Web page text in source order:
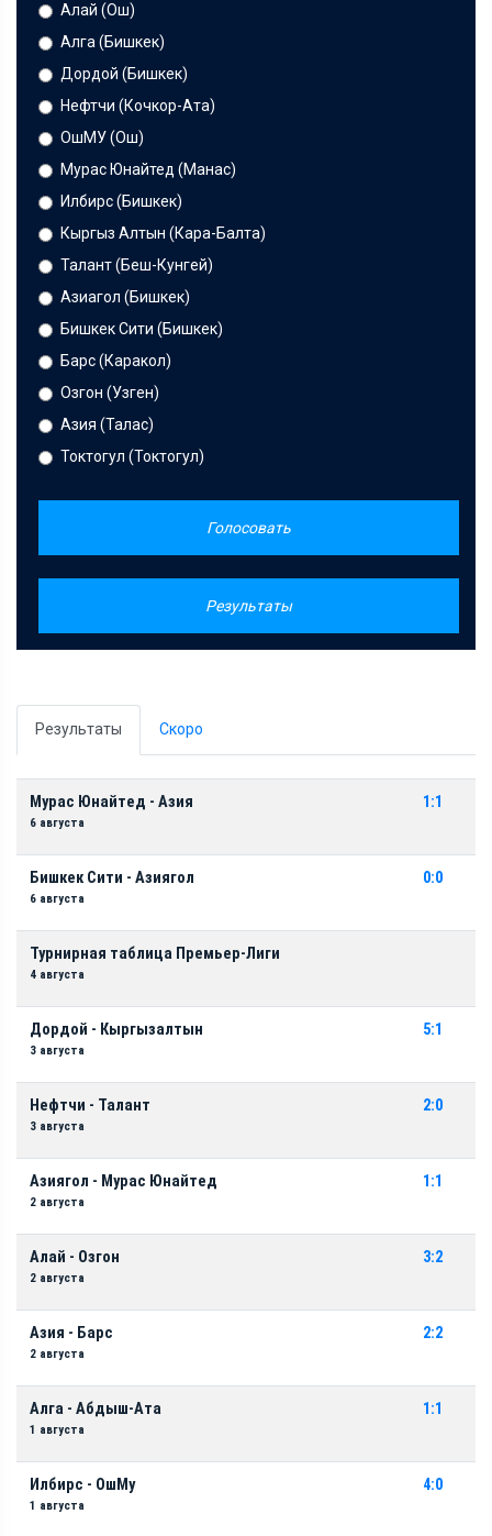
Алай (Ош)
Алга (Бишкек)
Дордой (Бишкек)
Нефтчи (Кочкор-Ата)
ОшМУ (Ош)
Мурас Юнайтед (Манас)
Илбирс (Бишкек)
Кыргыз Алтын (Кара-Балта)
Талант (Беш-Кунгей)
Азиагол (Бишкек)
Бишкек Сити (Бишкек)
Барс (Каракол)
Озгон (Узген)
Азия (Талас)
Токтогул (Токтогул)
Голосовать
Результаты
Результаты Скоро
Мурас Юнайтед - Азия
6 августа
1:1
Бишкек Сити - Азиягол
6 августа
0:0
Турнирная таблица Премьер-Лиги
4 августа
Дордой - Кыргызалтын
3 августа
5:1
Нефтчи - Талант
3 августа
2:0
Азиягол - Мурас Юнайтед
2 августа
1:1
Алай - Озгон
2 августа
3:2
Азия - Барс
2 августа
2:2
Алга - Абдыш-Ата
1 августа
1:1
Илбирс - ОшМу
1 августа
4:0